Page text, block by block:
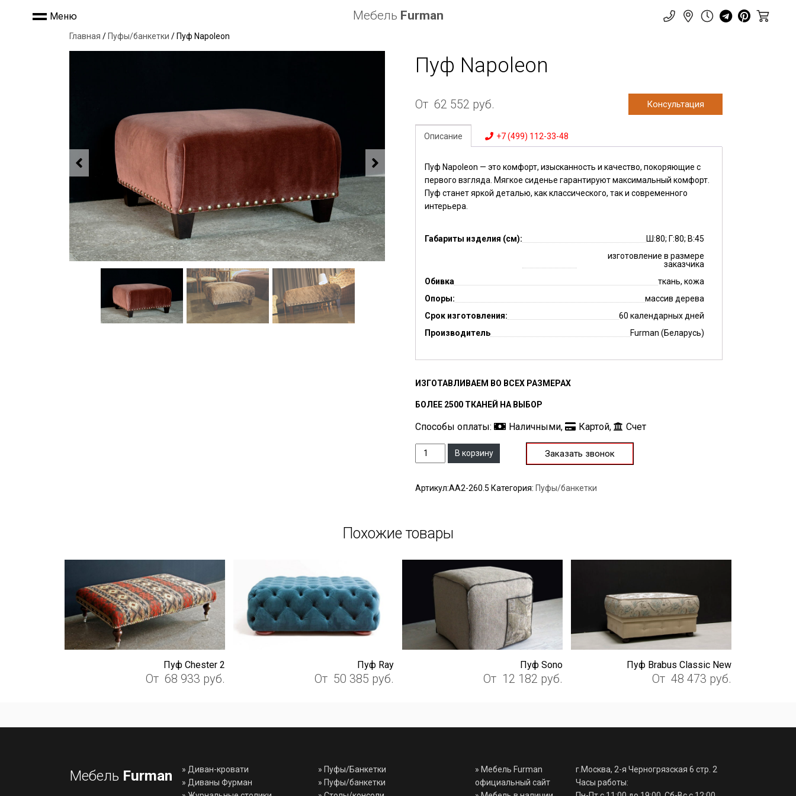
Меню Мебель Furman
Главная / Пуфы/банкетки / Пуф Napoleon
Пуф Napoleon
От 62 552 руб. Консультация
Описание +7 (499) 112-33-48
Пуф Napoleon — это комфорт, изысканность и качество, покоряющие с
первого взгляда. Мягкое сиденье гарантируют максимальный комфорт.
Пуф станет яркой деталью, как классического, так и современного
интерьера.
Габариты изделия (см):
Ш:80; Г:80; В:45
изготовление в размере
заказчика
Обивка
ткань, кожа
Опоры:
массив дерева
Срок изготовления:
60 календарных дней
Производитель
Furman (Беларусь)
ИЗГОТАВЛИВАЕМ ВО ВСЕХ РАЗМЕРАХ
БОЛЕЕ 2500 ТКАНЕЙ НА ВЫБОР
Способы оплаты: Наличными, Картой, Счет
КоличествоВ корзину Заказать звонок
Артикул:AA2-260.5 Категория: Пуфы/банкетки
Похожие товары
Пуф Chester 2
От 68 933 руб.
Пуф Ray
От 50 385 руб.
Пуф Sono
От 12 182 руб.
Пуф Brabus Classic New
От 48 473 руб.
» Диван-кровати
» Диваны Фурман
» Пуфы/Банкетки
» Пуфы/банкетки
» Мебель Furman
официальный сайт
Мебель Furman
г.Москва, 2-я Черногрязская 6 стр. 2
Часы работы: